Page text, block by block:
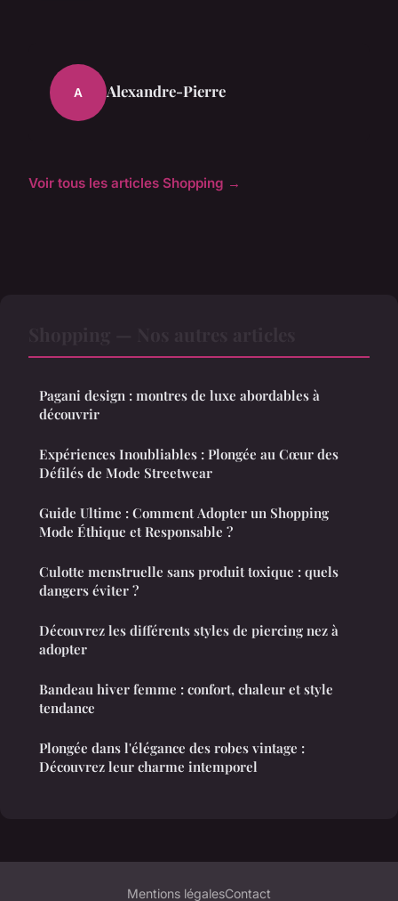
A Alexandre-Pierre
Voir tous les articles Shopping →
Pagani design : montres de luxe abordables à
découvrir
Expériences Inoubliables : Plongée au Cœur des
Défilés de Mode Streetwear
Guide Ultime : Comment Adopter un Shopping
Mode Éthique et Responsable ?
Culotte menstruelle sans produit toxique : quels
dangers éviter ?
Découvrez les différents styles de piercing nez à
adopter
Bandeau hiver femme : confort, chaleur et style
tendance
Plongée dans l'élégance des robes vintage :
Découvrez leur charme intemporel
Mentions légalesContact